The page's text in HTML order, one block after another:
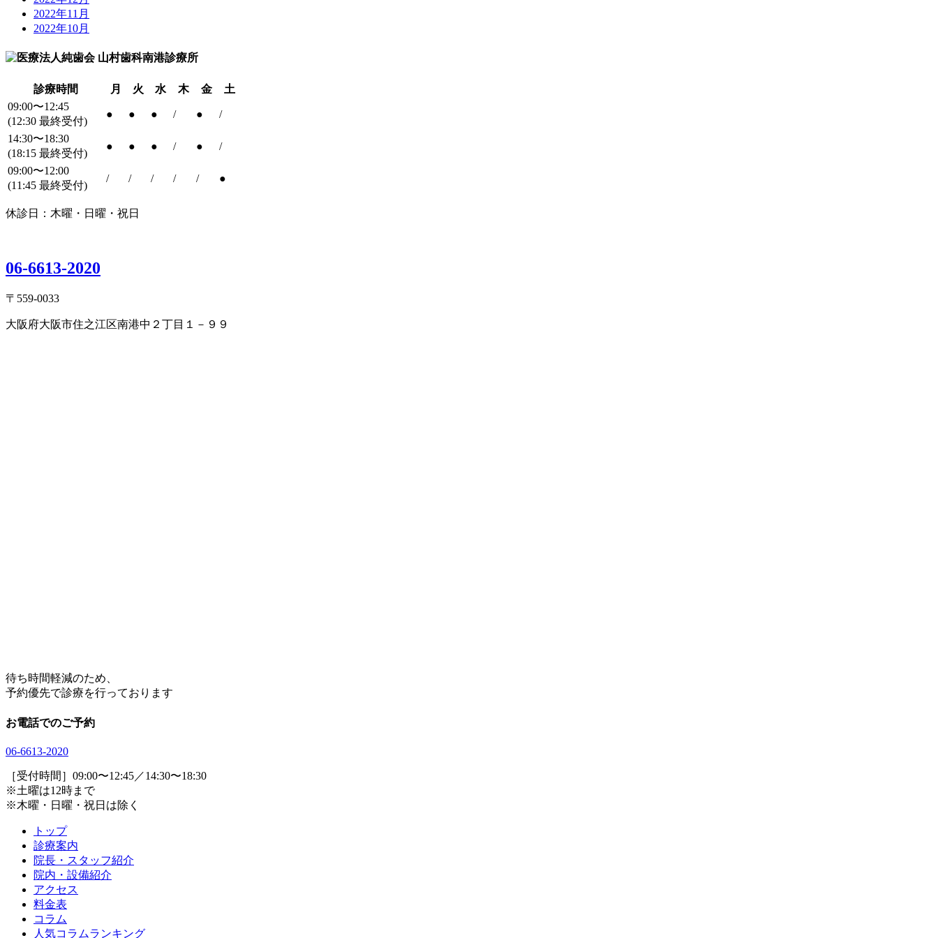
2022年11月
2022年10月
診療時間 月 火 水 木 金
土
09:00〜12:45
(12:30 最終受付)
● ● ● / ● /
14:30〜18:30
(18:15 最終受付)
● ● ● / ● /
09:00〜12:00
(11:45 最終受付)
/ / / / / ●
休診日：木曜・日曜・祝日
06-6613-2020
〒559-0033
大阪府大阪市住之江区南港中２丁目１－９９
待ち時間軽減のため、
予約優先で診療を行っております
お電話でのご予約
06-6613-2020
［受付時間］09:00〜12:45／14:30〜18:30
※土曜は12時まで
※木曜・日曜・祝日は除く
トップ
診療案内
院長・スタッフ紹介
院内・設備紹介
アクセス
料金表
コラム
人気コラムランキング